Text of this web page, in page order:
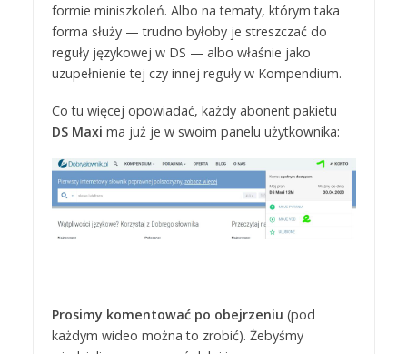
formie miniszkoleń. Albo na tematy, którym taka
forma służy — trudno byłoby je streszczać do
reguły językowej w DS — albo właśnie jako
uzupełnienie tej czy innej reguły w Kompendium.
Co tu więcej opowiadać, każdy abonent pakietu
DS Maxi ma już je w swoim panelu użytkownika:
Prosimy komentować po obejrzeniu (pod
każdym wideo można to zrobić). Żebyśmy